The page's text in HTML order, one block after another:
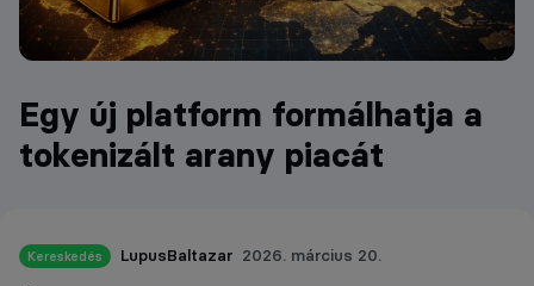
Egy új platform formálhatja a
tokenizált arany piacát
Kereskedés LupusBaltazar 2026. március 20.